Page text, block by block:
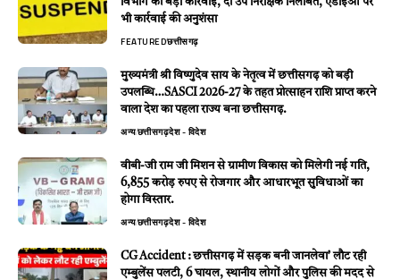
भी कार्रवाई की अनुशंसा
FEATUREDछत्तीसगढ़
मुख्यमंत्री श्री विष्णुदेव साय के नेतृत्व में छत्तीसगढ़ को बड़ी
उपलब्धि…SASCI 2026-27 के तहत प्रोत्साहन राशि प्राप्त करने
वाला देश का पहला राज्य बना छत्तीसगढ़.
अन्यछत्तीसगढ़देश - विदेश
वीबी-जी राम जी मिशन से ग्रामीण विकास को मिलेगी नई गति,
6,855 करोड़ रुपए से रोजगार और आधारभूत सुविधाओं का
होगा विस्तार.
अन्यछत्तीसगढ़देश - विदेश
CG Accident : छत्तीसगढ़ में सड़क बनी जानलेवा’ लौट रही
एम्बुलेंस पलटी, 6 घायल, स्थानीय लोगों और पुलिस की मदद से